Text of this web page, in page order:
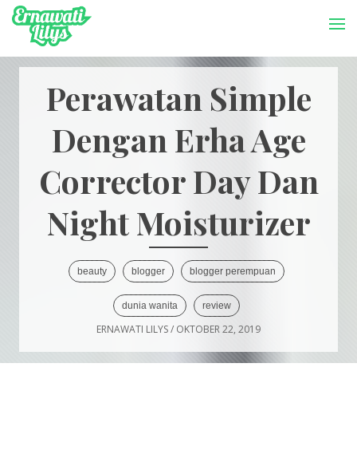
-->
Perawatan Simple
Dengan Erha Age
Corrector Day Dan
Night Moisturizer
beauty blogger blogger perempuan
dunia wanita review
ERNAWATI LILYS/ OKTOBER 22, 2019